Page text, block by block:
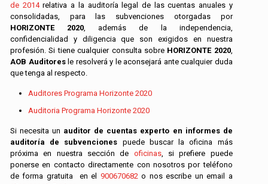
de 2014 relativa a la auditoría legal de las cuentas anuales y
consolidadas, para las subvenciones otorgadas por
HORIZONTE 2020, además de la independencia,
confidencialidad y diligencia que son exigidos en nuestra
profesión. Si tiene cualquier consulta sobre HORIZONTE 2020,
AOB Auditoresle resolverá y le aconsejará ante cualquier duda
que tenga al respecto.
Auditores Programa Horizonte 2020
Auditoria Programa Horizonte 2020
Si necesita un auditor de cuentas experto en informes de
auditoría de subvenciones puede buscar la oficina más
próxima en nuestra sección de oficinas, si prefiere puede
ponerse en contacto directamente con nosotros por teléfono
de forma gratuita en el 900670682o nos escribe un email a